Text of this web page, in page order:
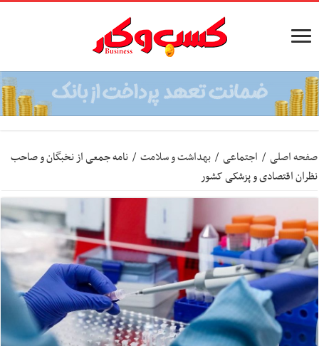
صفحه اصلی / اجتماعی / بهداشت و سلامت / نامه جمعی از نخبگان و صاحب
نظران اقتصادی و پزشکی کشور